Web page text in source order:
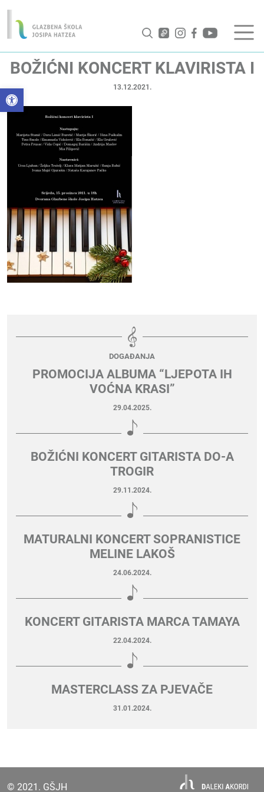
Open toolbar
BOŽIĆNI KONCERT KLAVIRISTA I
13.12.2021.
DOGAĐANJA
PROMOCIJA ALBUMA “LJEPOTA IH
VOĆNA KRASI”
29.04.2025.
BOŽIĆNI KONCERT GITARISTA DO-A
TROGIR
29.11.2024.
MATURALNI KONCERT SOPRANISTICE
MELINE LAKOŠ
24.06.2024.
KONCERT GITARISTA MARCA TAMAYA
22.04.2024.
MASTERCLASS ZA PJEVAČE
31.01.2024.
© 2021. GŠJH